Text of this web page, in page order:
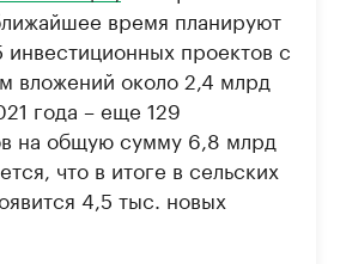
время планируют
инвестиционных проектов с
вложений около 2,4 млрд
года – еще 129
на общую сумму 6,8 млрд
что в итоге в сельских
4,5 тыс. новых